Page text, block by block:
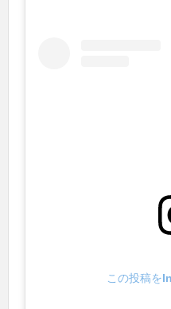
この投稿を